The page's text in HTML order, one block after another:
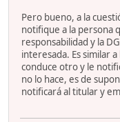
Pero bueno, a la
notifique a la persona
responsabilidad y la
interesada. Es similar
conduce otro y le
no lo hace, es de
notificará al titular y